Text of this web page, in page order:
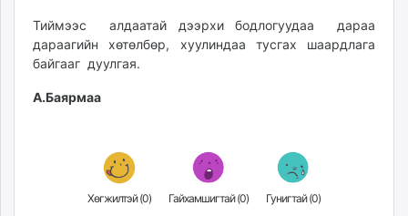
paparazzi.mn
unread.today
Тиймээс алдаатай дээрхи бодлогуудаа дараа
дараагийн хөтөлбөр, хуулиндаа тусгах шаардлага
байгааг дуулгая.
А.Баярмаа
Хөгжилтэй (0) Гайхамшигтай (0) Гунигтай (0)